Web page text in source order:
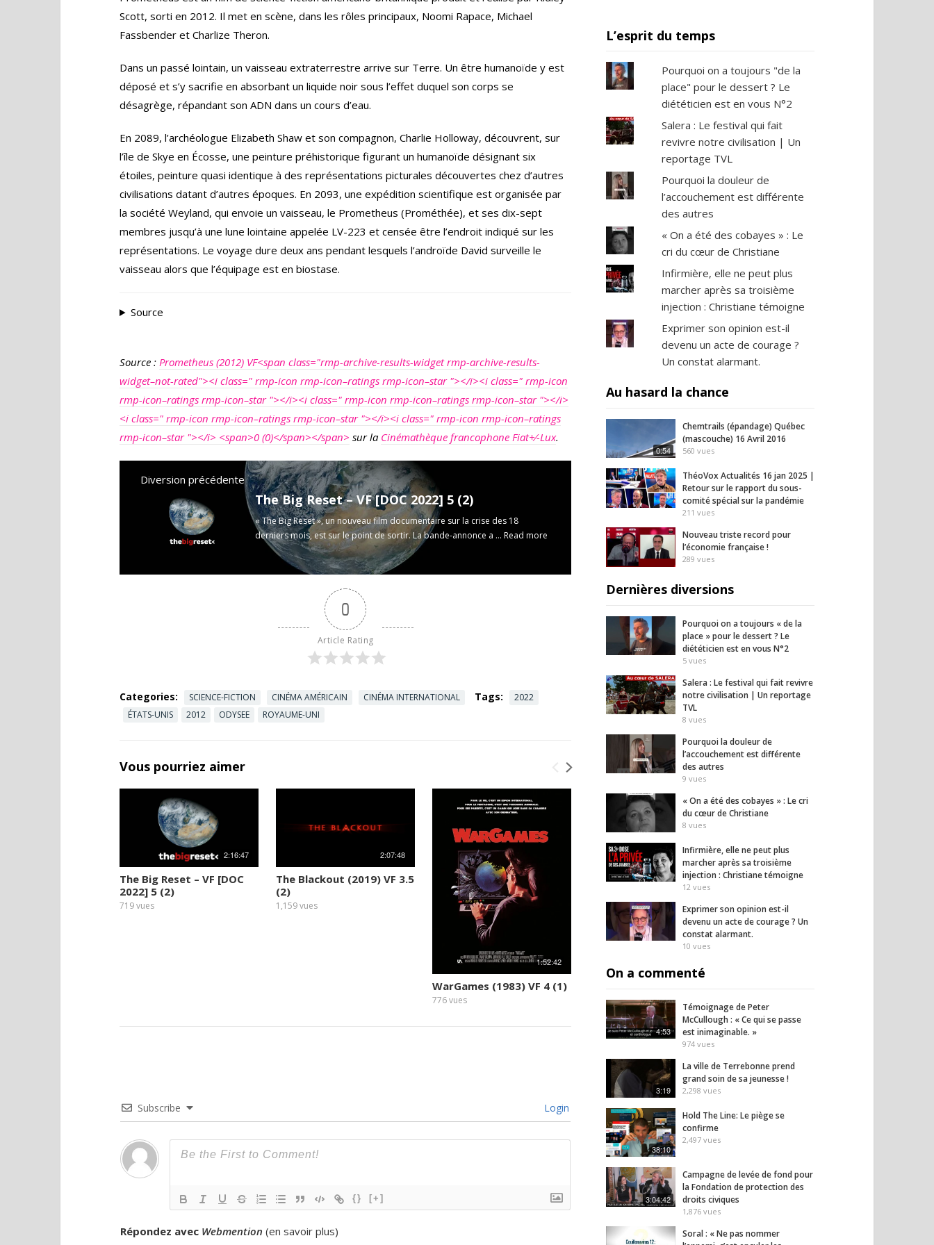
m
Scott, sorti en 2012. Il met en scène, dans les rôles principaux, Noomi Rapace, Michael
Fassbender et Charlize Theron.
Dans un passé lointain, un vaisseau extraterrestre arrive sur Terre. Un être humanoïde y est
déposé et s’y sacrifie en absorbant un liquide noir sous l’effet duquel son corps se
désagrège, répandant son ADN dans un cours d’eau.
En 2089, l’archéologue Elizabeth Shaw et son compagnon, Charlie Holloway, découvrent, sur
l’île de Skye en Écosse, une peinture préhistorique figurant un humanoïde désignant six
étoiles, peinture quasi identique à des représentations picturales découvertes chez d’autres
civilisations datant d’autres époques. En 2093, une expédition scientifique est organisée par
la société Weyland, qui envoie un vaisseau, le Prometheus (Prométhée), et ses dix-sept
membres jusqu’à une lune lointaine appelée LV-223 et censée être l’endroit indiqué sur les
représentations. Le voyage dure deux ans pendant lesquels l’androïde David surveille le
vaisseau alors que l’équipage est en biostase.
Source
Source : Prometheus (2012) VF<span class="rmp-archive-results-widget rmp-archive-results-
widget–not-rated"><i class=" rmp-icon rmp-icon–ratings rmp-icon–star "></i><i class=" rmp-icon
rmp-icon–ratings rmp-icon–star "></i><i class=" rmp-icon rmp-icon–ratings rmp-icon–star "></i>
<i class=" rmp-icon rmp-icon–ratings rmp-icon–star "></i><i class=" rmp-icon rmp-icon–ratings
rmp-icon–star "></i> <span>0 (0)</span></span> sur la Cinémathèque francophone Fiat+⁄-Lux.
Diversion précédente
The Big Reset – VF [DOC 2022] 5 (2)
« The Big Reset », un nouveau film documentaire sur la crise des 18
derniers mois, est sur le point de sortir. La bande-annonce a ... Read more
0
Article Rating
Categories: SCIENCE-FICTION CINÉMA AMÉRICAIN CINÉMA INTERNATIONAL Tags:
2022
ÉTATS-UNIS
2012 ODYSEE ROYAUME-UNI
Vous pourriez aimer
2:16:47
The Big Reset – VF [DOC
2022] 5 (2)
719vues
2:07:48
The Blackout (2019) VF 3.5
(2)
1,159vues
1:52:42
WarGames (1983) VF 4 (1)
776vues
145 min
Minority Report (2002) VF
Unnatural Selection – VF –
760vues
Subscribe Login
{} [+]
Répondez avec Webmention (en savoir plus)
L’esprit du temps
Pourquoi on a toujours "de la
place" pour le dessert ? Le
diététicien est en vous N°2
Salera : Le festival qui fait
revivre notre civilisation | Un
reportage TVL
Pourquoi la douleur de
l’accouchement est différente
des autres
« On a été des cobayes » : Le
cri du cœur de Christiane
Infirmière, elle ne peut plus
marcher après sa troisième
injection : Christiane témoigne
Exprimer son opinion est-il
devenu un acte de courage ?
Un constat alarmant.
Au hasard la chance
0:54
Chemtrails (épandage) Québec
(mascouche) 16 Avril 2016
560 vues
ThéoVox Actualités 16 jan 2025 |
Retour sur le rapport du sous-
comité spécial sur la pandémie
211 vues
Nouveau triste record pour
l’économie française !
289 vues
Dernières diversions
Pourquoi on a toujours « de la
place » pour le dessert ? Le
diététicien est en vous N°2
5 vues
Salera : Le festival qui fait revivre
notre civilisation | Un reportage
TVL
8 vues
Pourquoi la douleur de
l’accouchement est différente
des autres
9 vues
« On a été des cobayes » : Le cri
du cœur de Christiane
8 vues
Infirmière, elle ne peut plus
marcher après sa troisième
injection : Christiane témoigne
12 vues
Exprimer son opinion est-il
devenu un acte de courage ? Un
constat alarmant.
10 vues
On a commenté
4:53
Témoignage de Peter
McCullough : « Ce qui se passe
est inimaginable. »
974 vues
3:19
La ville de Terrebonne prend
grand soin de sa jeunesse !
2,298 vues
38:10
Hold The Line: Le piège se
confirme
2,497 vues
3:04:42
Campagne de levée de fond pour
la Fondation de protection des
droits civiques
1,876 vues
Soral : « Ne pas nommer